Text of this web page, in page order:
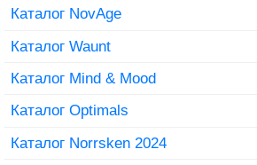
Каталог NovAge
Каталог Waunt
Каталог Mind & Mood
Каталог Optimals
Каталог Norrsken 2024